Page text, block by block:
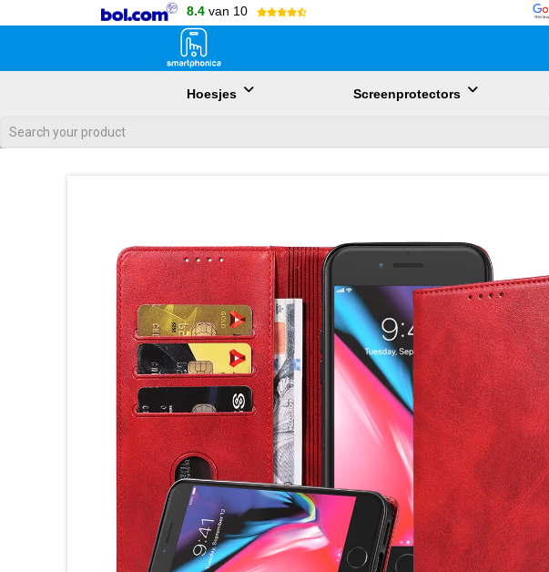
8.4 van 10
Hoesjes Screenprotectors